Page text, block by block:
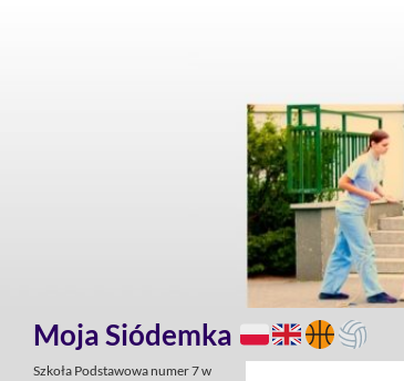
Moja Siódemka
Szukaj
Szkoła Podstawowa numer 7 w